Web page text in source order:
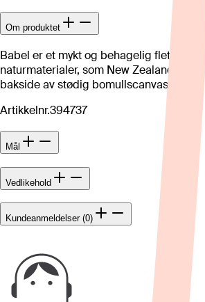
Om produktet
Babel er et mykt og behagelig flettet
naturmaterialer, som New Zealand ull
bakside av stødig bomullscanvas.
Artikkelnr.394737
Mål
Vedlikehold
Kundeanmeldelser (0)